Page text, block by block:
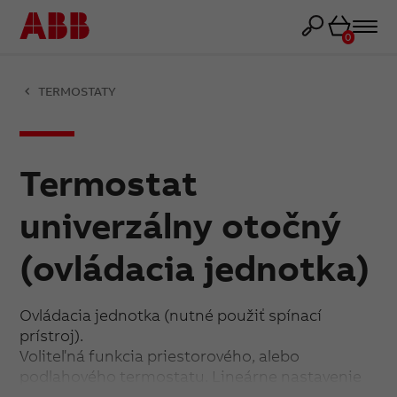
Košík
0
TERMOSTATY
Termostat
univerzálny otočný
(ovládacia jednotka)
Ovládacia jednotka (nutné použiť spínací
prístroj).
Voliteľná funkcia priestorového, alebo
podlahového termostatu. Lineárne nastavenie